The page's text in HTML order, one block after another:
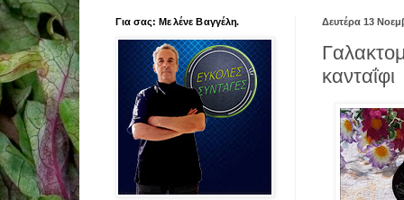
Δευτέρα 13
κανταΐφι
Για σας: Με λένε Βαγγέλη.